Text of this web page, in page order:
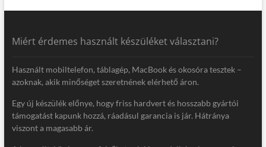
Miért érdemes használt készüléket választani?
Használt mobiltelefon, táblagép, MacBook és okosóra tesztek –
azoknak, akik minőséget szeretnének elérhető áron.
Egy új készülék előnye, hogy friss hardvert és hosszabb gyártói
támogatást kapunk hozzá, ráadásul garancia is jár. Hátránya
viszont a magasabb ár.